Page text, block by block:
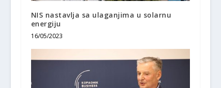
NIS nastavlja sa ulaganjima u solarnu
energiju
16/05/2023